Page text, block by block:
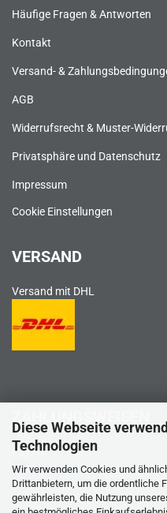
Diese Webseite
Technologien
Wir verwenden Cookies und
Drittanbietern, um die ordentliche
gewährleisten, die Nutzung
Häufige Fragen & Antworten
Kontakt
Versand- &
AGB
Widerrufsrecht & Muster-
Privatsphäre und Datenschutz
Impressum
Cookie Einstellungen
VERSAND
Versand mit DHL
ZAHLUNGSWEISEN
PayPal